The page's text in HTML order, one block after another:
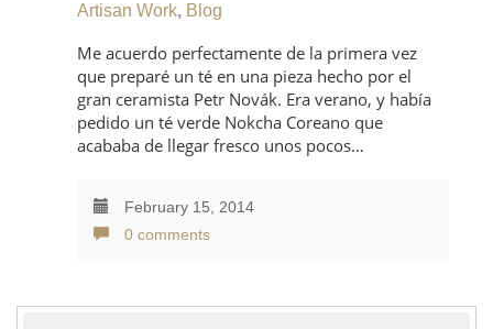
Artisan Work, Blog
Me acuerdo perfectamente de la primera vez
que preparé un té en una pieza hecho por el
gran ceramista Petr Novák. Era verano, y había
pedido un té verde Nokcha Coreano que
acababa de llegar fresco unos pocos…
February 15, 2014
0 comments